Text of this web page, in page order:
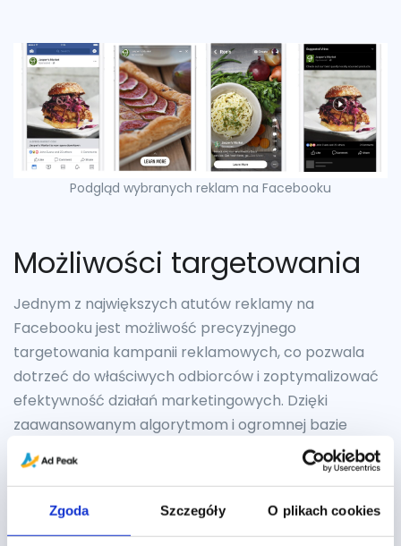
Zgoda Szczegóły O plikach cookies
Podgląd wybranych reklam na Facebooku
Możliwości targetowania
Jednym z największych atutów reklamy na
Facebooku jest możliwość precyzyjnego
targetowania kampanii reklamowych, co pozwala
dotrzeć do właściwych odbiorców i zoptymalizować
efektywność działań marketingowych. Dzięki
zaawansowanym algorytmom i ogromnej bazie
danych użytkowników, Meta oferuje szeroki wachlarz
opcji personalizacji, dostosowanych do różnych
Główne kategorie targetowania: